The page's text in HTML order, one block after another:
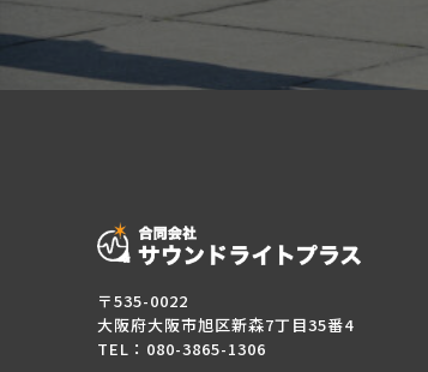
〒535-0022
大阪府大阪市旭区新森7丁目35番4
TEL：080-3865-1306